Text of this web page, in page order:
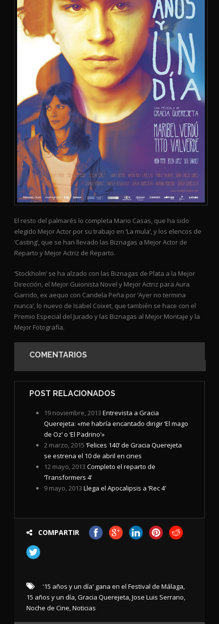
El resto del palmarés lo completa Mario Casas, que ha sido
elegido Mejor Actor por su trabajo en ‘La mula’, y los elencos de
‘Casting’, que se han llevado las Biznagas a Mejor Actor de
Reparto y Mejor Actriz de Reparto.
‘Stockholm’ se ha alzado con las Biznagas de Plata a la Mejor
Dirección, el Mejor Guionista Novel y Mejor Actriz para Aura
Garrido, ex aequo con Candela Peña por ‘Ayer no termina
nunca’, lo nuevo de Isabel Coixet, que también se hace con el
Premio Especial del Jurado y las Biznagas al Mejor Montaje y la
Mejor Fotografía.
COMENTARIOS
POST RELACIONADOS
19 noviembre, 2013 Entrevista a Gracia
Querejeta: «me habría encantado dirigir ‘El mago
de Oz’ o ‘El Padrino'»
2 marzo, 2015 ‘Felices 140’ de Gracia Querejeta
se estrena el 10 de abril en cines
12 mayo, 2013 Completo el reparto de
‘Transformers 4’
9 mayo, 2013 Llega el Apocalipsis a ‘Rec 4’
COMPARTIR
'15 años y un día' gana en el Festival de Málaga,
15 años y un día,Gracia Querejeta,Jose Luis Serrano,
Noche de Cine,Noticias